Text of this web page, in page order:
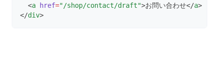
  <
a href="/shop/contact/draft">お問い合わせ</a>
</div>